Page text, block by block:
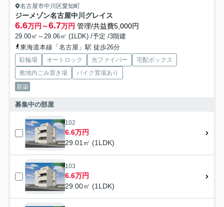
名古屋市中川区愛知町
ジーメゾン名古屋中川グレイス
6.6万円～6.7万円 管理/共益費5,000円
29.00㎡～29.06㎡ (1LDK) /予定 /3階建
東海道本線「名古屋」駅 徒歩26分
駐輪場 オートロック 光ファイバー
宅配ボックス
敷地内ごみ置き場
バイク置場あり
新築
募集中の部屋
102
6.6万円
29.01㎡ (1LDK)
103
6.6万円
29.00㎡ (1LDK)